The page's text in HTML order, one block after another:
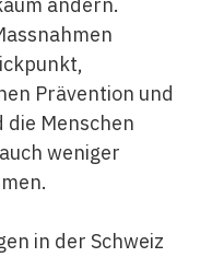
Prävention und
die Menschen
weniger
in der Schweiz